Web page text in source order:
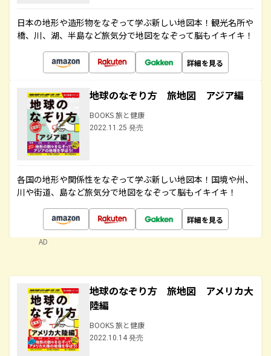
日本の地形や造形物をなぞって学ぶ新しい地図本！観光名所や
橋、川、湖、半島など旅気分で地図をなぞって脳もイキイキ！
詳細を見る
地球のなぞり方 旅地図 アジア編
BOOKS 旅と健康
2022.11.25 発売
各国の地形や関係性をなぞって学ぶ新しい地図本！国境や州、
川や街道、島など旅気分で地図をなぞって脳もイキイキ！
詳細を見る
AD
地球のなぞり方 旅地図 アメリカ大
陸編
BOOKS 旅と健康
2022.10.14 発売